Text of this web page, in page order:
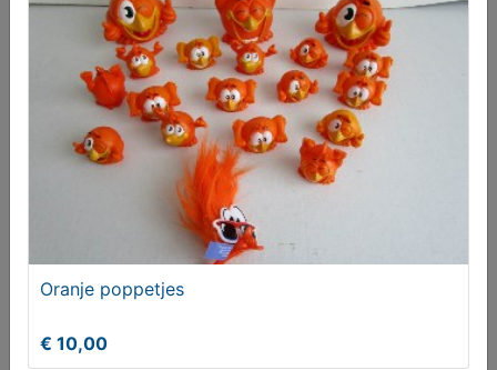
Schoenleest (zware kwaliteit)
€ 20,00
Oranje poppetjes
€ 10,00